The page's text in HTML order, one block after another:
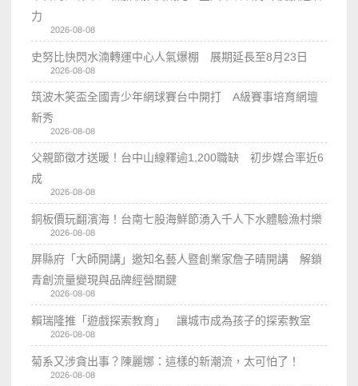
力
2026-08-08
史努比快閃水湳轉運中心人氣爆棚 展期延長至8月23日
2026-08-08
筑波木笑盃全國青少年網球賽台中開打 A級賽事培育網壇
新秀
2026-08-08
父親節徵才送暖！台中山線釋逾1,200職缺 初步媒合率近6
成
2026-08-08
銅板價玩翻濱海！台南七股海鮮節湧入千人下水體驗漁村樂
2026-08-08
屏縣府「大師開講」邀知名藝人暨創業家詹子晴開講 解鎖
青創流量變現與品牌經營關鍵
2026-08-08
賴瑞隆推「遊戲探索教育」 讓城市成為孩子的探索教室
2026-08-08
菊系又涉貪出事？陳麗娜：這樣的新潮流，太可怕了！
2026-08-08